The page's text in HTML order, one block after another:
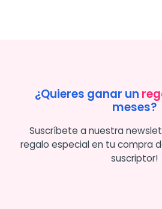
¿Quieres ganar un
meses?
Suscríbete a nuestra
regalo especial en tu compra
suscriptor!